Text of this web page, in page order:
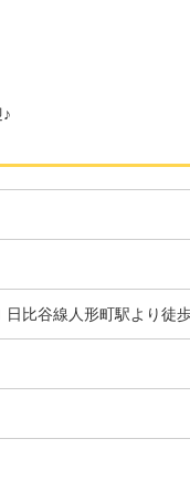
比谷線人形町駅より徒